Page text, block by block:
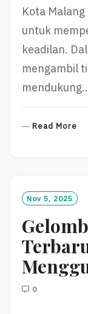
Kota
untuk
keadilan.
mengambil
Read More
O
E
Nov 5, 2025
0